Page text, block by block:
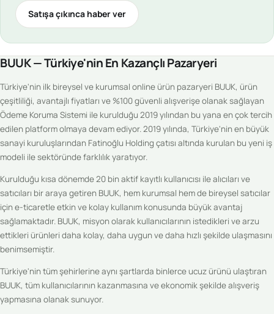
Satışa çıkınca haber ver
BUUK — Türkiye'nin En Kazançlı Pazaryeri
Türkiye'nin ilk bireysel ve kurumsal online ürün pazaryeri BUUK, ürün
çeşitliliği, avantajlı fiyatları ve %100 güvenli alışverişe olanak sağlayan
Ödeme Koruma Sistemi ile kurulduğu 2019 yılından bu yana en çok tercih
edilen platform olmaya devam ediyor. 2019 yılında, Türkiye'nin en büyük
sanayi kuruluşlarından Fatinoğlu Holding çatısı altında kurulan bu yeni iş
modeli ile sektöründe farklılık yaratıyor.
Kurulduğu kısa dönemde 20 bin aktif kayıtlı kullanıcısı ile alıcıları ve
satıcıları bir araya getiren BUUK, hem kurumsal hem de bireysel satıcılar
için e-ticaretle etkin ve kolay kullanım konusunda büyük avantaj
sağlamaktadır. BUUK, misyon olarak kullanıcılarının istedikleri ve arzu
ettikleri ürünleri daha kolay, daha uygun ve daha hızlı şekilde ulaşmasını
benimsemiştir.
Türkiye'nin tüm şehirlerine aynı şartlarda binlerce ucuz ürünü ulaştıran
BUUK, tüm kullanıcılarının kazanmasına ve ekonomik şekilde alışveriş
yapmasına olanak sunuyor.